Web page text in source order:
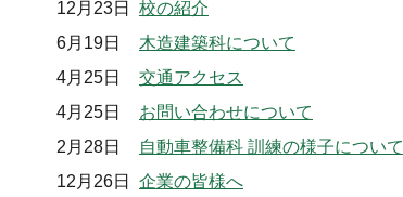
12月23日
校の紹介
6月19日
木造建築科について
4月25日
交通アクセス
4月25日
お問い合わせについて
2月28日
自動車整備科 訓練の様子について
12月26日
企業の皆様へ